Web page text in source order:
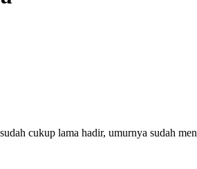
cukup lama hadir, umurnya sudah